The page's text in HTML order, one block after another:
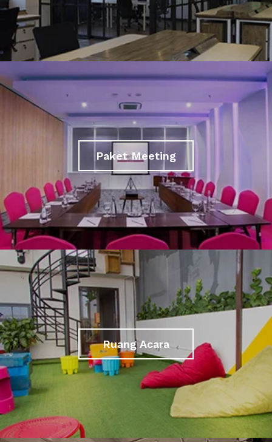
Paket Meeting
Ruang Acara